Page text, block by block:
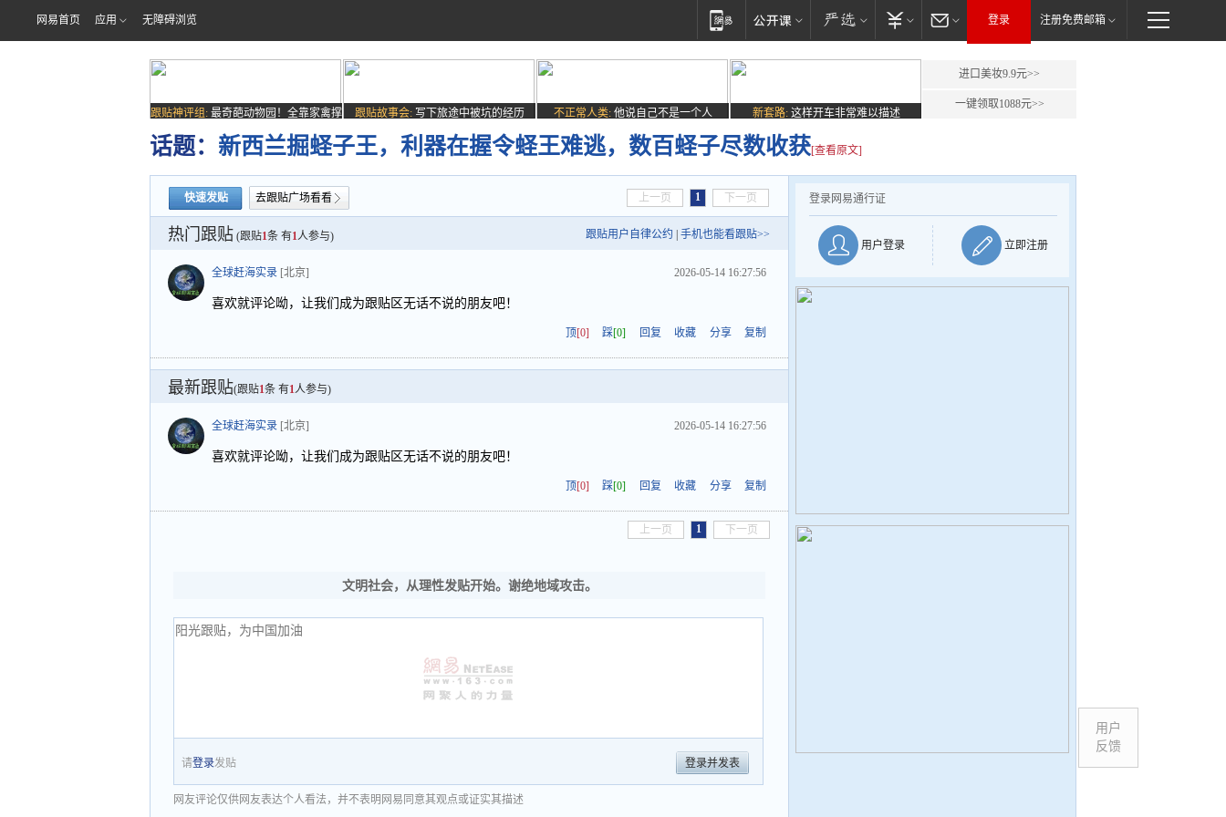
网易首页 应用 无障碍浏览 登录 注册免费邮箱
跟贴神评组: 最奇葩动物园！全靠家禽撑
场子
跟贴故事会: 写下旅途中被坑的经历 不正常人类: 他说自己不是一个人 新套路: 这样开车非常难以描述
进口美妆9.9元>>
一键领取1088元>>
话题： 新西兰掘蛏子王，利器在握令蛏王难逃，数百蛏子尽数收获[查看原文]
快速发贴 去跟贴广场看看 上一页 1 下一页
热门跟贴 (跟贴1条 有1人参与) 跟贴用户自律公约 手机也能看跟贴>>
全球赶海实录 [北京] 2026-05-14 16:27:56
喜欢就评论呦，让我们成为跟贴区无话不说的朋友吧！
顶[0] 踩[0] 回复 收藏 分享 复制
最新跟贴(跟贴1条 有1人参与)
全球赶海实录 [北京] 2026-05-14 16:27:56
喜欢就评论呦，让我们成为跟贴区无话不说的朋友吧！
顶[0] 踩[0] 回复 收藏 分享 复制
上一页 1 下一页
文明社会，从理性发贴开始。谢绝地域攻击。
请登录发贴 登录并发表
网友评论仅供网友表达个人看法，并不表明网易同意其观点或证实其描述
登录网易通行证
用户登录 立即注册
用户
反馈